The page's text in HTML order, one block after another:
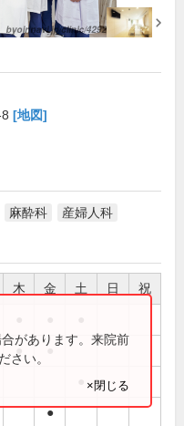
[地図]
麻酔科 産婦人科
木 金 土 日 祝
● ●
●
があります。来院前
さい。
×閉じる